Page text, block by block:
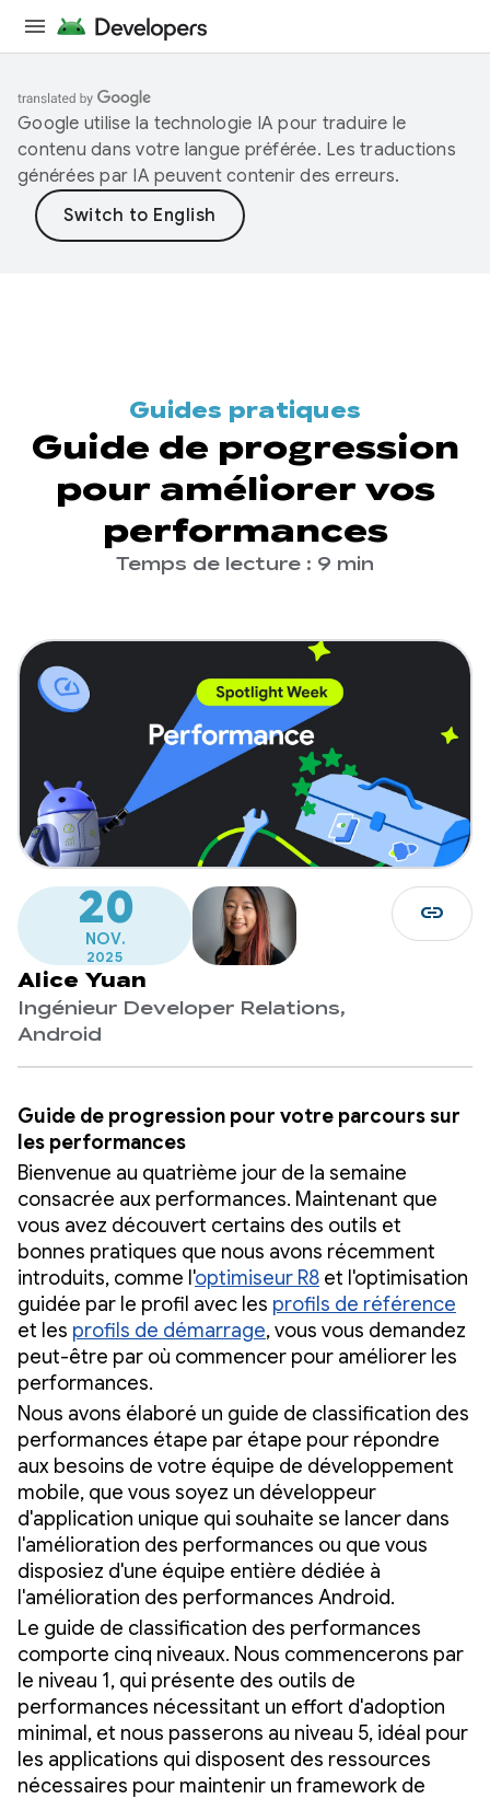
Google utilise la technologie IA pour traduire le
contenu dans votre langue préférée. Les traductions
générées par IA peuvent contenir des erreurs.
Guides pratiques
Guide de progression
pour améliorer vos
performances
Temps de lecture : 9 min
20
NOV.
2025
Alice Yuan
Ingénieur Developer Relations,
Android
link
Guide de progression pour votre parcours sur
les performances
Bienvenue au quatrième jour de la semaine
consacrée aux performances. Maintenant que
vous avez découvert certains des outils et
bonnes pratiques que nous avons récemment
introduits, comme l'optimiseur R8 et l'optimisation
guidée par le profil avec les profils de référence
et les profils de démarrage, vous vous demandez
peut-être par où commencer pour améliorer les
performances.
Nous avons élaboré un guide de classification des
performances étape par étape pour répondre
aux besoins de votre équipe de développement
mobile, que vous soyez un développeur
d'application unique qui souhaite se lancer dans
l'amélioration des performances ou que vous
disposiez d'une équipe entière dédiée à
l'amélioration des performances Android.
Le guide de classification des performances
comporte cinq niveaux. Nous commencerons par
le niveau 1, qui présente des outils de
performances nécessitant un effort d'adoption
minimal, et nous passerons au niveau 5, idéal pour
les applications qui disposent des ressources
nécessaires pour maintenir un framework de